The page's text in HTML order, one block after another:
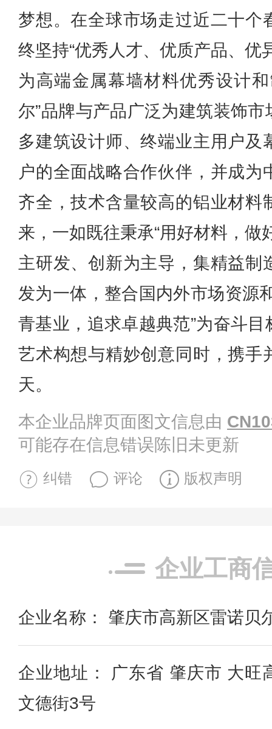
梦想。在全球市场走过近二十个
终坚持“优秀人才、优质产品、优
为高端金属幕墙材料优秀设计
尔”品牌与产品广泛为建筑装饰
多建筑设计师、终端业主用户及
户的全面战略合作伙伴，并成为
齐全，技术含量较高的铝业材料
来，一如既往秉承“用好材料，做
主研发、创新为主导，集精益制
发为一体，整合国内外市场资源
青基业，追求卓越典范”为奋斗
艺术构想与精妙创意同时，携手
天。
本企业品牌页面图文信息由
可能存在信息错误陈旧未更新
纠错 评论 版权声明
企业工商
企业名称： 肇庆市高新区雷诺贝
企业地址： 广东省 肇庆市 大旺
文德街3号